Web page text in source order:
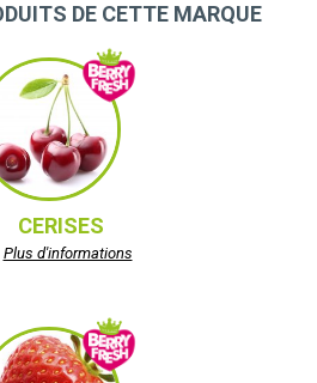
DE CETTE MARQUE
CERISES
Plus d'informations